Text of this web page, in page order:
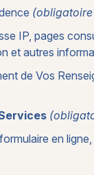
IP, pages
et autres
de Vos
en